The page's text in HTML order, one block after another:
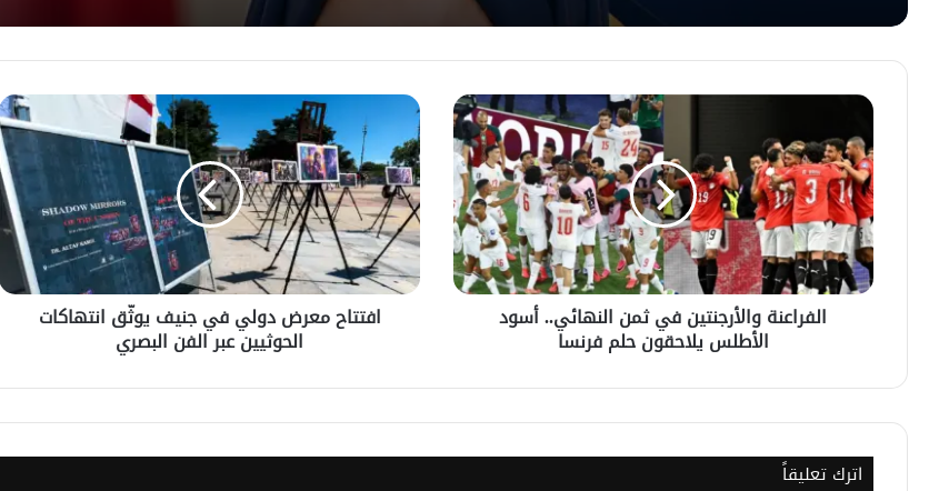
الاتحاد الأوروبي يدين بشدة هجمات المليشيات
الفراعنة
في
ثمن
النهائي..
أسود
الأطلس
يلاحقون
حلم
الفراعنة والأرجنتين في ثمن النهائي.. أسود
الأطلس يلاحقون حلم فرنسا
افتتاح
معرض
دولي
في
جنيف
يوثّق
انتهاكات
الحوثيين
عبر
افتتاح معرض دولي في جنيف يوثّق انتهاكات
الحوثيين عبر الفن البصري
اترك تعليقاً